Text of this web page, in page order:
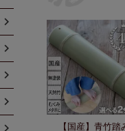
【国産】青竹踏